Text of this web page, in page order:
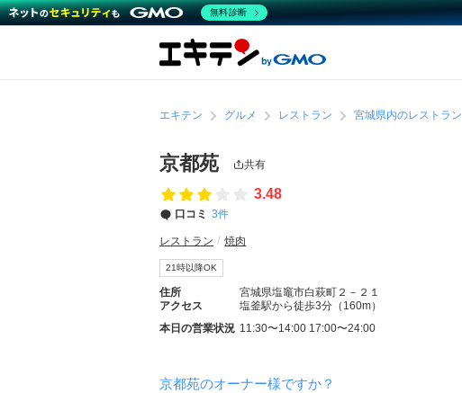
エキテン グルメ レストラン 宮城県内のレストラン
京都苑 共有
3.48
口コミ 3件
レストラン 焼肉
21時以降OK
住所
宮城県塩竈市白萩町２－２１
アクセス
塩釜駅から徒歩3分（160m）
本日の営業状況 11:30〜14:00 17:00〜24:00
京都苑のオーナー様ですか？
無料診断